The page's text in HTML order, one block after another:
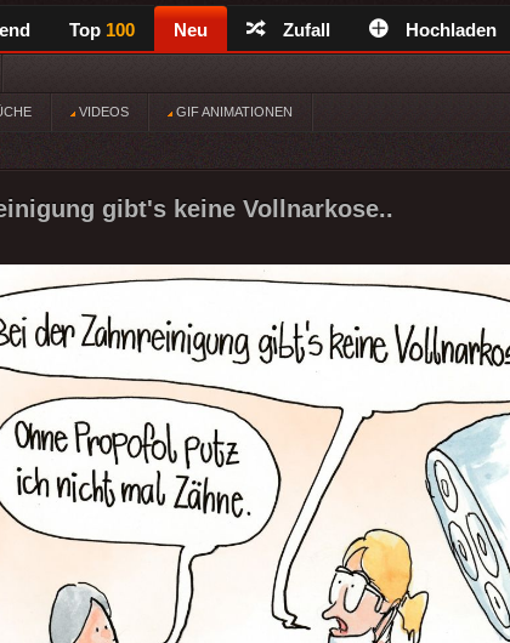
Top 100 Neu Zufall Hochladen
VIDEOS GIF ANIMATIONEN
gibt's keine Vollnarkose..